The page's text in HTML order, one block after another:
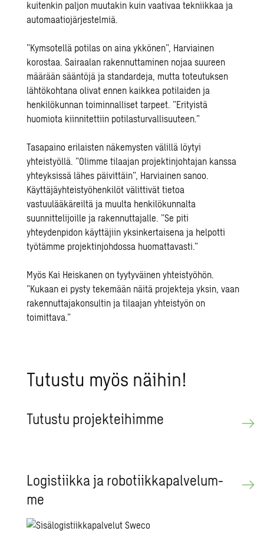
kuitenkin paljon muutakin kuin vaativaa tekniikkaa ja
automaatiojärjestelmiä.
”Kymsotellä potilas on aina ykkönen”, Harviainen
korostaa. Sairaalan rakennuttaminen nojaa suureen
määrään sääntöjä ja standardeja, mutta toteutuksen
lähtökohtana olivat ennen kaikkea potilaiden ja
henkilökunnan toiminnalliset tarpeet. ”Erityistä
huomiota kiinnitettiin potilasturvallisuuteen.”
Tasapaino erilaisten näkemysten välillä löytyi
yhteistyöllä. ”Olimme tilaajan projektinjohtajan kanssa
yhteyksissä lähes päivittäin”, Harviainen sanoo.
Käyttäjäyhteistyöhenkilöt välittivät tietoa
vastuulääkäreiltä ja muulta henkilökunnalta
suunnittelijoille ja rakennuttajalle. ”Se piti
yhteydenpidon käyttäjiin yksinkertaisena ja helpotti
työtämme projektinjohdossa huomattavasti.”
Myös Kai Heiskanen on tyytyväinen yhteistyöhön.
”Kukaan ei pysty tekemään näitä projekteja yksin, vaan
rakennuttajakonsultin ja tilaajan yhteistyön on
toimittava.”
Tu­tus­tu myös näi­hin!
Tu­tus­tu pro­jek­tei­him­me
Lo­gis­tiik­ka ja ro­bo­tiik­ka­pal­ve­lum­
me